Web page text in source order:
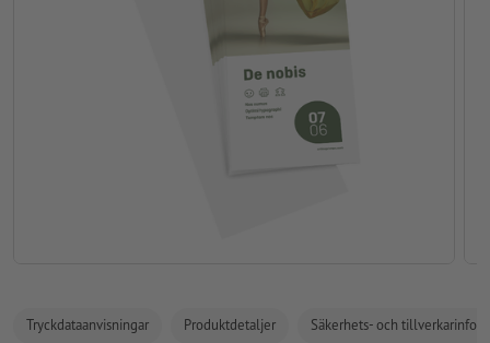
Tryckdataanvisningar Produktdetaljer Säkerhets- och